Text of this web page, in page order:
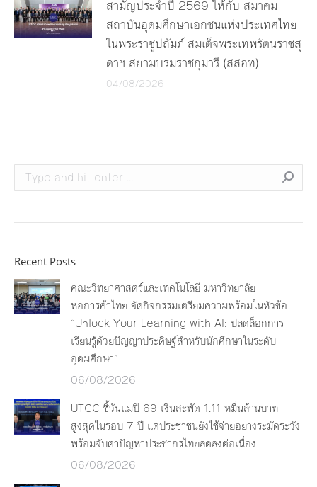
สามัญประจำปี 2569 ให้กับ สมาคม
สถาบันอุดมศึกษาเอกชนแห่งประเทศไทย
ในพระราชูปถัมภ์ สมเด็จพระเทพรัตนราชสุ
ดาฯ สยามบรมราชกุมารี (สสอท)
04/08/2026
Search:
Recent Posts
คณะวิทยาศาสตร์และเทคโนโลยี มหาวิทยาลัย
หอการค้าไทย จัดกิจกรรมเตรียมความพร้อมในหัวข้อ
“Unlock Your Learning with AI: ปลดล็อกการ
เรียนรู้ด้วยปัญญาประดิษฐ์สำหรับนักศึกษาในระดับ
อุดมศึกษา”
06/08/2026
UTCC ชี้วันแม่ปี 69 เงินสะพัด 1.11 หมื่นล้านบาท
สูงสุดในรอบ 7 ปี แต่ประชาชนยังใช้จ่ายอย่างระมัดระวัง
พร้อมจับตาปัญหาประชากรไทยลดลงต่อเนื่อง
06/08/2026